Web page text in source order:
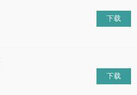
下载
下载